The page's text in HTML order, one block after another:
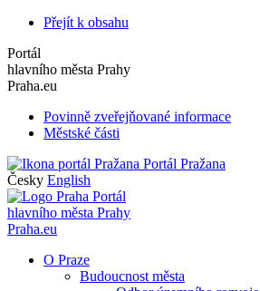
Přejít k obsahu
Portál
hlavního města Prahy
Praha.eu
Povinně zveřejňované informace
Městské části
Portál Pražana
Česky English
Portál
hlavního města Prahy
Praha.eu
O Praze
Budoucnost města